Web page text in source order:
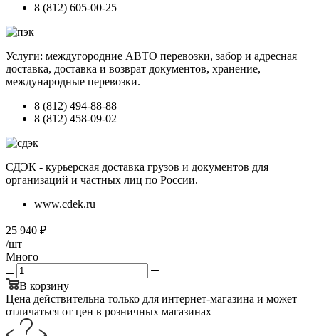
8 (812) 605-00-25
Услуги: междугородние АВТО перевозки, забор и адресная
доставка, доставка и возврат документов, хранение,
международные перевозки.
8 (812) 494-88-88
8 (812) 458-09-02
СДЭК - курьерская доставка грузов и документов для
организаций и частных лиц по России.
www.cdek.ru
25 940 ₽
/шт
Много
В корзину
Цена действительна только для интернет-магазина и может
отличаться от цен в розничных магазинах